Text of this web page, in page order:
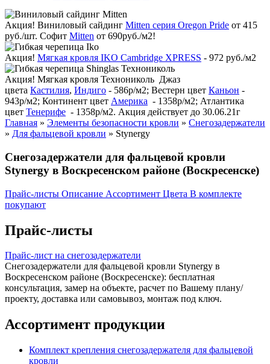
Акция! Виниловый сайдинг Mitten серия Oregon Pride от 415
руб./шт. Софит Mitten от 690руб./м2!
Акция! Мягкая кровля IKO Cambridge XPRESS - 972 руб./м2
Акция! Мягкая кровля Технониколь Джаз
цвета Кастилия, Индиго - 586р/м2; Вестерн цвет Каньон -
943р/м2; Континент цвет Америка - 1358р/м2; Атлантика
цвет Тенерифе - 1358р/м2. Акция действует до 30.06.21г
Главная » Элементы безопасности кровли » Снегозадержатели
» Для фальцевой кровли » Stynergy
Снегозадержатели для фальцевой кровли
Stynergy в Воскресенском районе (Воскресенске)
Прайс-листы Описание Ассортимент Цвета В комплекте
покупают
Прайс-листы
Прайс-лист на снегозадержатели
Снегозадержатели для фальцевой кровли Stynergy в
Воскресенском районе (Воскресенске): бесплатная
консультация, замер на объекте, расчет по Вашему плану/
проекту, доставка или самовывоз, монтаж под ключ.
Ассортимент продукции
Комплект крепления снегозадержателя для фальцевой
кровли